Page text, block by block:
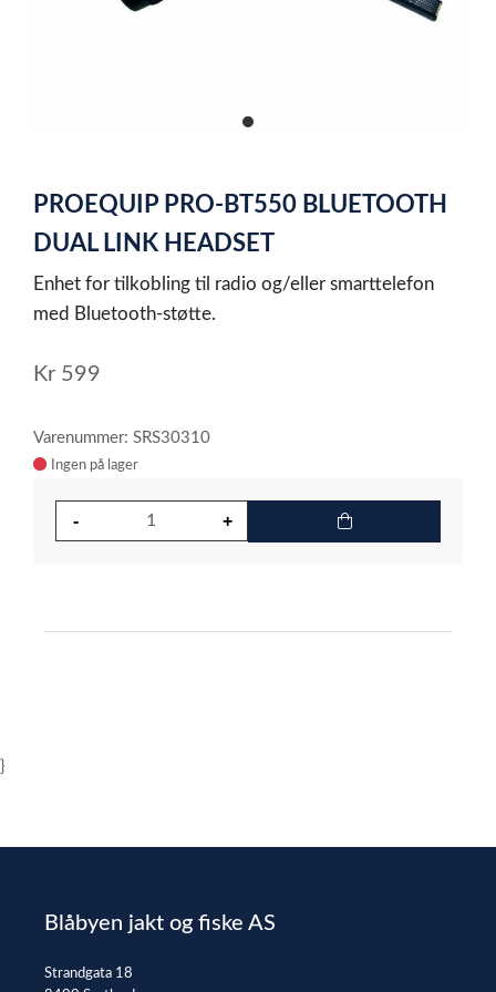
item
of
1
PROEQUIP PRO-BT550 BLUETOOTH
DUAL LINK HEADSET
Enhet for tilkobling til radio og/eller smarttelefon
med Bluetooth-støtte.
Kr 599
Varenummer: SRS30310
Ingen på lager
}
Blåbyen jakt og fiske AS
Strandgata 18